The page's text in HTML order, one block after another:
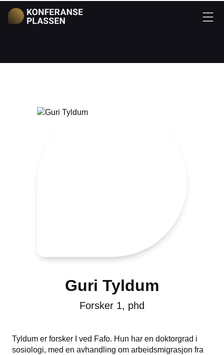
Guri Tyldum
Forsker 1, phd
Tyldum er forsker I ved Fafo. Hun har en doktorgrad i
sosiologi, med en avhandling om arbeidsmigrasjon fra